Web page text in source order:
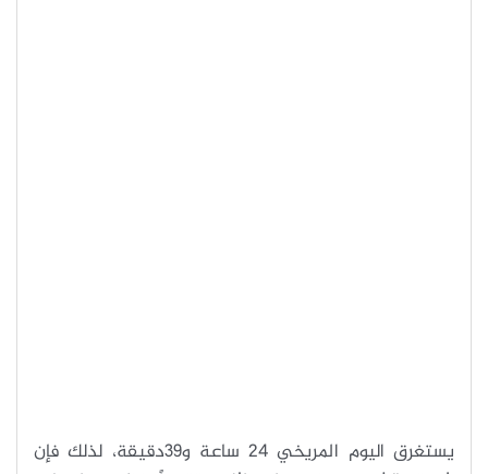
يستغرق اليوم المريخي 24 ساعة و39دقيقة، لذلك فإن